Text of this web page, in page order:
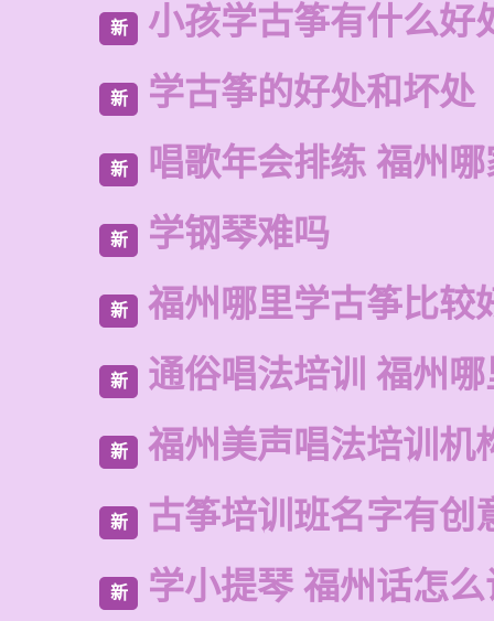
新 小孩学古筝有什么好
新 学古筝的好处和坏处
新 唱歌年会排练 福州
新 学钢琴难吗
新 福州哪里学古筝比较
新 通俗唱法培训 福州
新 福州美声唱法培训机
新 古筝培训班名字有创
新 学小提琴 福州话怎